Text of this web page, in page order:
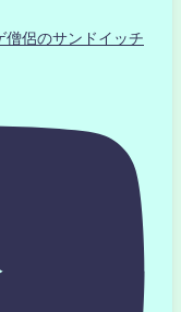
侶のサンドイッチ